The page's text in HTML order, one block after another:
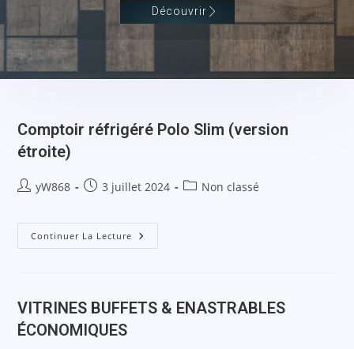
Découvrir
Comptoir réfrigéré Polo Slim (version
étroite)
yW868 3 juillet 2024 Non classé
Continuer La Lecture
VITRINES BUFFETS & ENASTRABLES
ÉCONOMIQUES